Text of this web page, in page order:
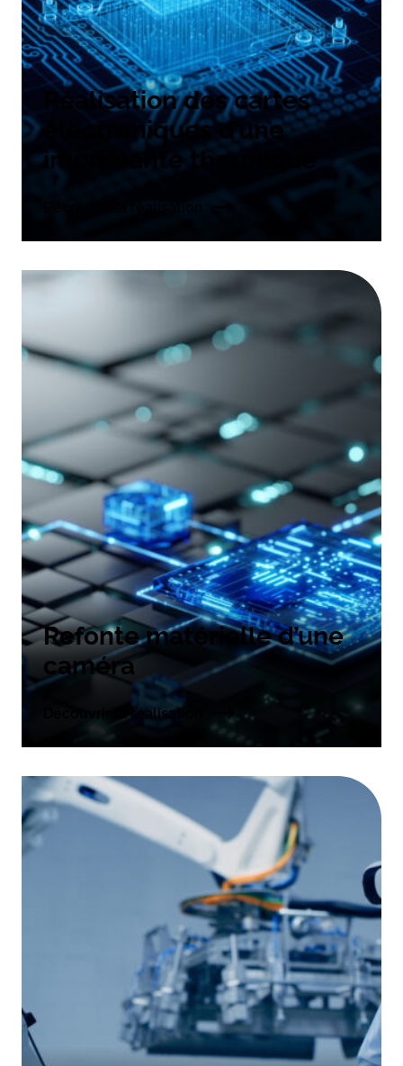
Réalisation des cartes
électroniques d’une
imprimante thermique
Découvrir la réalisation
Refonte matérielle d’une
caméra
Découvrir la réalisation